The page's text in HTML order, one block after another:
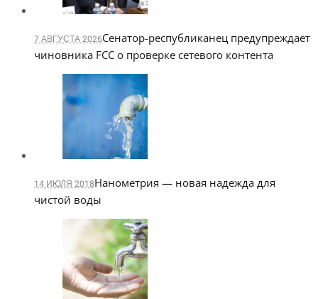
7 АВГУСТА 2026Сенатор-республиканец предупреждает
чиновника FCC о проверке сетевого контента
14 ИЮЛЯ 2018Нанометрия — новая надежда для
чистой воды